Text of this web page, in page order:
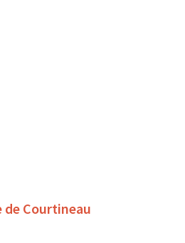
de Courtineau